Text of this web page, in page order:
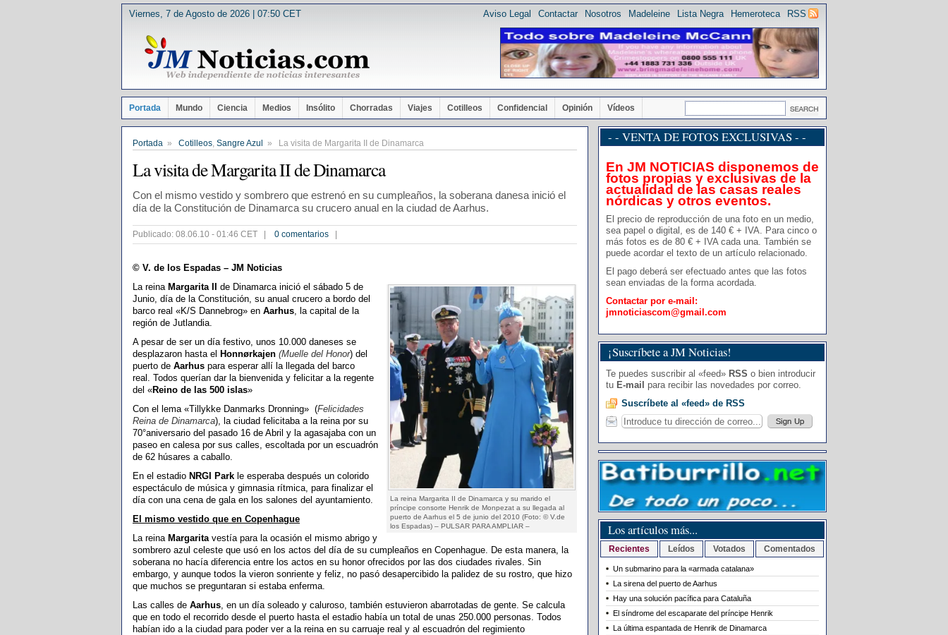
Viernes, 7 de Agosto de 2026 | 07:50 CET RSS
Hemeroteca
Lista Negra
Madeleine
Nosotros
Contactar
Aviso Legal
Portada Mundo Ciencia Medios Insólito Chorradas Viajes Cotilleos Confidencial Opinión Vídeos
Portada » Cotilleos Sangre Azul » La visita de Margarita II de Dinamarca
La visita de Margarita II de Dinamarca
Con el mismo vestido y sombrero que estrenó en su cumpleaños, la soberana danesa inició el
día de la Constitución de Dinamarca su crucero anual en la ciudad de Aarhus.
Publicado: 08.06.10 - 01:46 CET | 0 comentarios
© V. de los Espadas – JM Noticias
La reina Margarita II de Dinamarca y su marido el
príncipe consorte Henrik de Monpezat a su llegada al
puerto de Aarhus el 5 de junio del 2010 (Foto: © V.de
los Espadas) – PULSAR PARA AMPLIAR –
La reinaMargarita II
de Dinamarca inició el sábado 5 de
Junio, día de la Constitución, su anual crucero a bordo del
barco real «K/S Dannebrog» en Aarhus, la capital de la
región de Jutlandia.
A pesar de ser un día festivo, unos 10.000 daneses se
desplazaron hasta el Honnørkajen (Muelle del Honor) del
puerto de Aarhus para esperar allí la llegada del barco
real. Todos querían dar la bienvenida y felicitar a la regente
del «Reino de las 500 islas»
Con el lema «Tillykke Danmarks Dronning» (Felicidades
Reina de Dinamarca), la ciudad felicitaba a la reina por su
70°aniversario del pasado 16 de Abril y la agasajaba con un
paseo en calesa por sus calles, escoltada por un escuadrón
de 62 húsares a caballo.
En el estadio NRGI Park le esperaba después un colorido
espectáculo de música y gimnasia rítmica, para finalizar el
día con una cena de gala en los salones del ayuntamiento.
El mismo vestido que en Copenhague
La reina Margaritavestía para la ocasión el mismo abrigo y
sombrero azul celeste que usó en los actos del día de su cumpleaños en Copenhague. De esta manera, la
soberana no hacía diferencia entre los actos en su honor ofrecidos por las dos ciudades rivales. Sin
embargo, y aunque todos la vieron sonriente y feliz, no pasó desapercibido la palidez de su rostro, que hizo
que muchos se preguntaran si estaba enferma.
Las calles de Aarhus, en un día soleado y caluroso, también estuvieron abarrotadas de gente. Se calcula
que en todo el recorrido desde el puerto hasta el estadio había un total de unas 250.000 personas. Todos
habían ido a la ciudad para poder ver a la reina en su carruaje real y al escuadrón del regimiento
- - VENTA DE FOTOS EXCLUSIVAS - -
En JM NOTICIAS disponemos de
fotos propias y exclusivas de la
actualidad de las casas reales
nórdicas y otros eventos.
El precio de reproducción de una foto en un medio,
sea papel o digital, es de 140 € + IVA. Para cinco o
más fotos es de 80 € + IVA cada una. También se
puede acordar el texto de un artículo relacionado.
El pago deberá ser efectuado antes que las fotos
sean enviadas de la forma acordada.
Contactar por e-mail:
jmnoticiascom@gmail.com
¡Suscríbete a JM Noticias!
Te puedes suscribir al «feed» RSS o bien introducir
tu E-mail para recibir las novedades por correo.
Suscríbete al «feed» de RSS
Los artículos más...
Recientes Leídos Votados Comentados
Un submarino para la «armada catalana»
La sirena del puerto de Aarhus
Hay una solución pacífica para Cataluña
El síndrome del escaparate del príncipe Henrik
La última espantada de Henrik de Dinamarca